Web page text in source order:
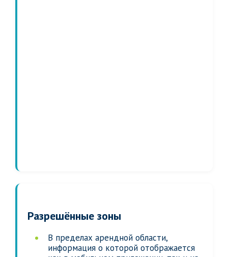
Разрешённые зоны
В пределах арендной области,
информация о которой отображается